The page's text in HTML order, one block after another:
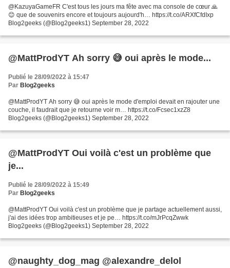
@KazuyaGameFR C'est tous les jours ma fête avec ma console de cœur 🙏
😊 que de souvenirs encore et toujours aujourd'h… https://t.co/ARXfCfdIxp
Blog2geeks (@Blog2geeks1) September 28, 2022
@MattProdYT Ah sorry 😅 oui après le mode...
Publié le 28/09/2022 à 15:47
Par Blog2geeks
@MattProdYT Ah sorry 😅 oui après le mode d'emploi devait en rajouter une
couche, il faudrait que je retourne voir m… https://t.co/Fcsec1xzZ8
Blog2geeks (@Blog2geeks1) September 28, 2022
@MattProdYT Oui voilà c'est un problème que
je...
Publié le 28/09/2022 à 15:49
Par Blog2geeks
@MattProdYT Oui voilà c'est un problème que je partage actuellement aussi,
j'ai des idées trop ambitieuses et je pe… https://t.co/mJrPcqZwwk
Blog2geeks (@Blog2geeks1) September 28, 2022
@naughty_dog_mag @alexandre_delol